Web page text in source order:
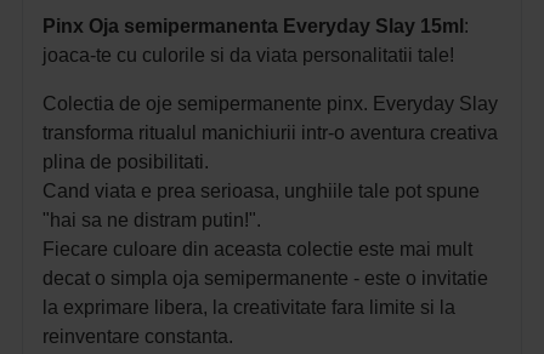
Pinx Oja semipermanenta Everyday Slay 15ml :
joaca-te cu culorile si da viata personalitatii tale!
Colectia de oje semipermanente pinx. Everyday Slay
transforma ritualul manichiurii intr-o aventura creativa
plina de posibilitati.
Cand viata e prea serioasa, unghiile tale pot spune
"hai sa ne distram putin!".
Fiecare culoare din aceasta colectie este mai mult
decat o simpla oja semipermanente - este o invitatie
la exprimare libera, la creativitate fara limite si la
reinventare constanta.